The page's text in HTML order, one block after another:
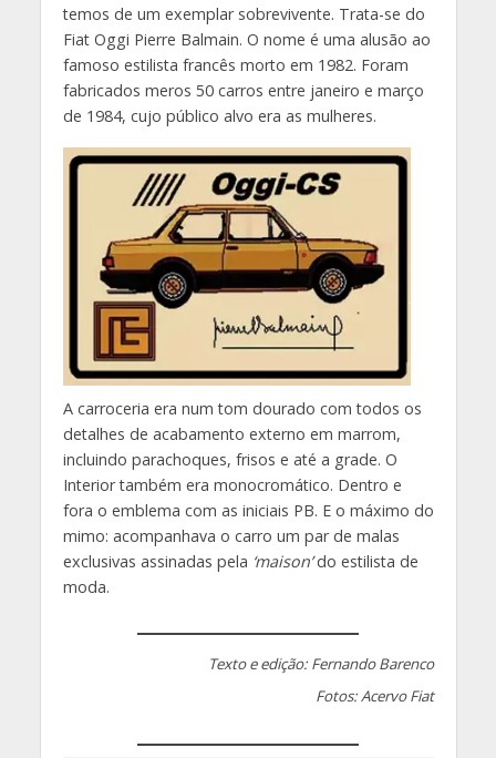
temos de um exemplar sobrevivente. Trata-se do
Fiat Oggi Pierre Balmain. O nome é uma alusão ao
famoso estilista francês morto em 1982. Foram
fabricados meros 50 carros entre janeiro e março
de 1984, cujo público alvo era as mulheres.
A carroceria era num tom dourado com todos os
detalhes de acabamento externo em marrom,
incluindo parachoques, frisos e até a grade. O
Interior também era monocromático. Dentro e
fora o emblema com as iniciais PB. E o máximo do
mimo: acompanhava o carro um par de malas
exclusivas assinadas pela ‘maison’do estilista de
moda.
Texto e edição: Fernando Barenco
Fotos: Acervo Fiat